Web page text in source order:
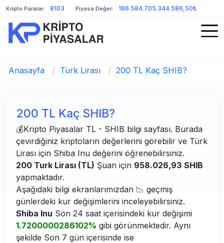
Kripto Paralar: 8103 Piyasa Değer: 186.584.705.344.586,50₺
Anasayfa / Türk Lirası / 200 TL Kaç SHIB?
200 TL Kaç SHIB?
💰Kripto Piyasalar TL - SHIB bilgi sayfası. Burada
çevirdiğiniz kriptoların değerlerini görebilir ve Türk
Lirası için Shiba Inu değerini öğrenebilirsiniz.
200 Turk Lirası (TL) Şuan için 958.026,93 SHIB
yapmaktadır.
Aşağıdaki bilgi ekranlarımızdan 📉 geçmiş
günlerdeki kur değişimlerini inceleyebilirsiniz.
Shiba Inu Son 24 saat içerisindeki kur değişimi
1.7200000286102% gibi görünmektedir. Aynı
şekilde Son 7 gün içerisinde ise